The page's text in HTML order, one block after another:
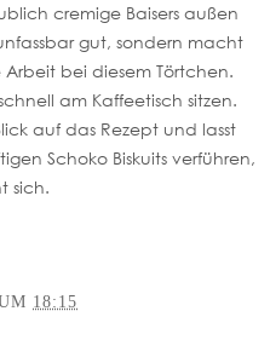
cremige Baisers außen
gut, sondern macht
bei diesem Törtchen.
am Kaffeetisch sitzen.
auf das Rezept und lasst
Schoko Biskuits verführen,
sich.
18:15